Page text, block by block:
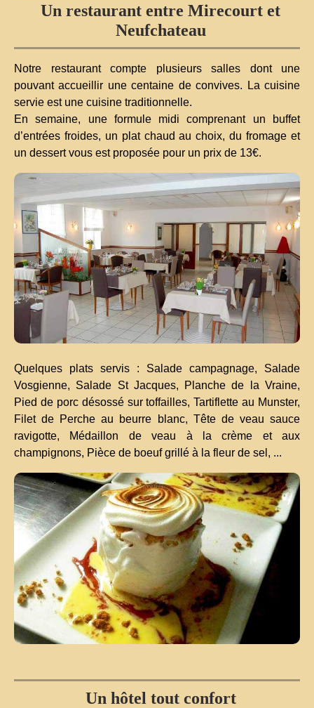
Un restaurant entre Mirecourt et
Neufchateau
Notre restaurant compte plusieurs salles dont une
pouvant accueillir une centaine de convives. La cuisine
servie est une cuisine traditionnelle.
En semaine, une formule midi comprenant un buffet
d’entrées froides, un plat chaud au choix, du fromage et
un dessert vous est proposée pour un prix de 13€.
Quelques plats servis : Salade campagnage, Salade
Vosgienne, Salade St Jacques, Planche de la Vraine,
Pied de porc désossé sur toffailles, Tartiflette au Munster,
Filet de Perche au beurre blanc, Tête de veau sauce
ravigotte, Médaillon de veau à la crème et aux
champignons, Pièce de boeuf grillé à la fleur de sel, ...
Un hôtel tout confort